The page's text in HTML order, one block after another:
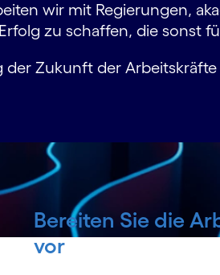
wir mit Regierungen,
zu schaffen, die sonst
der Zukunft der
Bereiten Sie die
vor